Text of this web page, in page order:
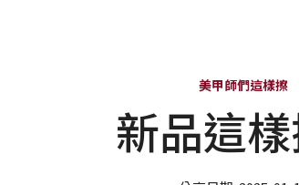
美甲師們這樣擦
新品這